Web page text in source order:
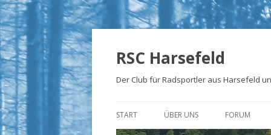
RSC Harsefeld
Der Club für Radsportler aus Harsefeld
START ÜBER UNS FORUM